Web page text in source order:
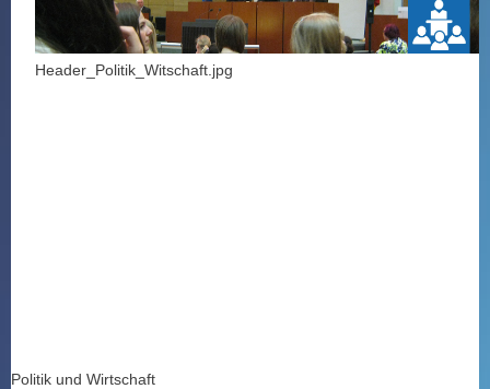
Header_Politik_Witschaft.jpg
Politik und Wirtschaft